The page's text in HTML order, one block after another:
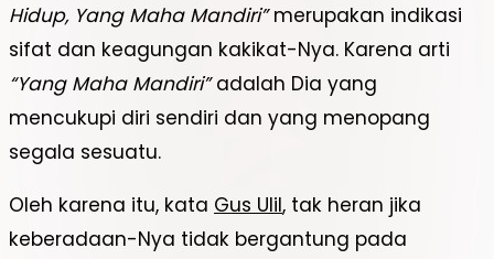
Hidup, Yang Maha Mandiri”merupakan indikasi
sifat dan keagungan kakikat-Nya. Karena arti
“Yang Maha Mandiri”adalah Dia yang
mencukupi diri sendiri dan yang menopang
segala sesuatu.
Oleh karena itu, kata Gus Ulil, tak heran jika
keberadaan-Nya tidak bergantung pada